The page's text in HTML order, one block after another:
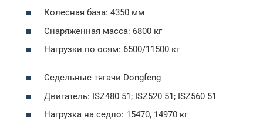
Колесная база: 4350 мм
Снаряженная масса: 6800 кг
Нагрузки по осям: 6500/11500 кг
Седельные тягачи Dongfeng
Двигатель: ISZ480 51; ISZ520 51; ISZ560 51
Нагрузка на седло: 15470, 14970 кг